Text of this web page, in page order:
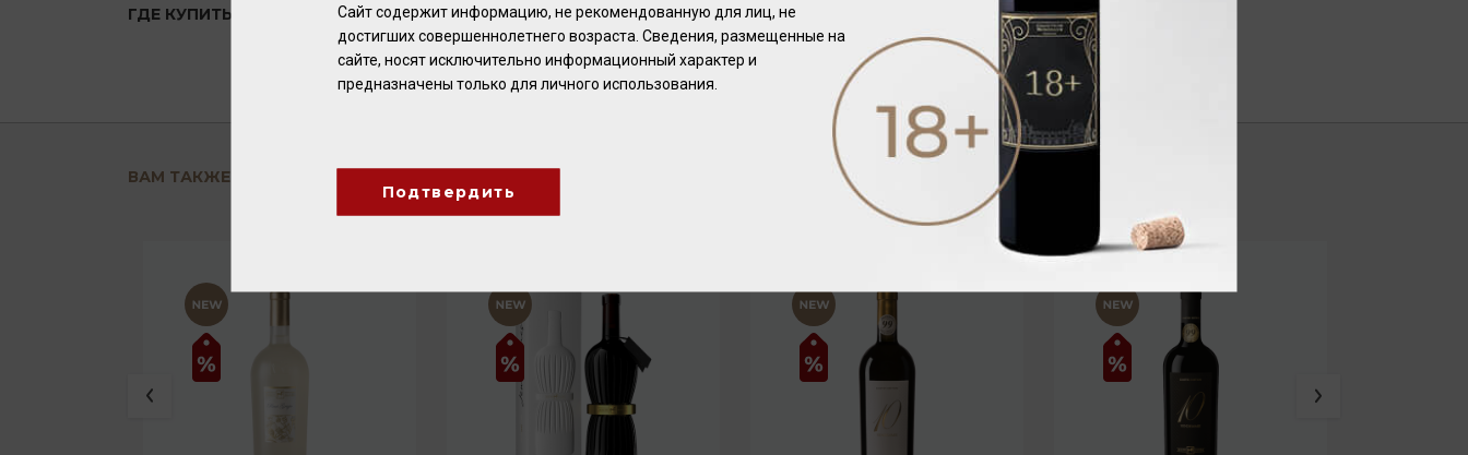
ГДЕ КУПИТЬ?
среднетельное.
ВАМ ТАКЖЕ ПОНРАВИТСЯ
Сайт содержит информацию, не рекомендованную для лиц, не
достигших совершеннолетнего возраста. Сведения, размещенные на
сайте, носят исключительно информационный характер и
предназначены только для личного использования.
Подтвердить